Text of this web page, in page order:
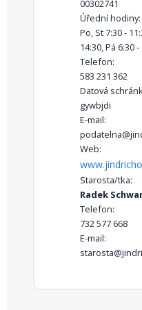
00302741
Úřední hodiny:
Po, St 7:30 -
14:30, Pá 6:30
Telefon:
583 231 362
Datová
gywbjdi
E-mail:
Web:
Starosta/tka:
Radek
Telefon:
732 577 668
E-mail: